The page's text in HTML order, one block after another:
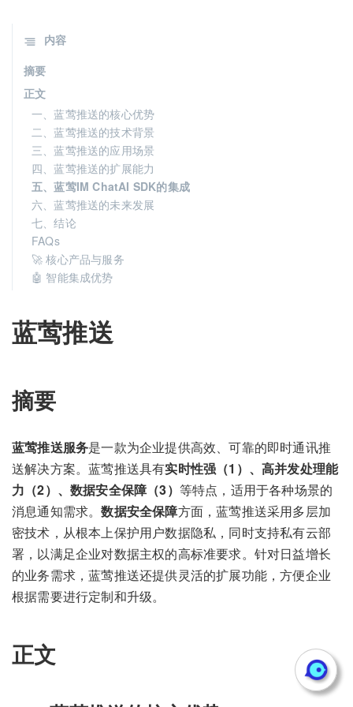
蓝莺推送
摘要
蓝莺推送服务是一款为企业提供高效、可靠的即时通讯推
送解决方案。蓝莺推送具有实时性强（1）、高并发处理能
力（2）、数据安全保障（3） 等特点，适用于各种场景的
消息通知需求。数据安全保障方面，蓝莺推送采用多层加
密技术，从根本上保护用户数据隐私，同时支持私有云部
署，以满足企业对数据主权的高标准要求。针对日益增长
的业务需求，蓝莺推送还提供灵活的扩展功能，方便企业
根据需要进行定制和升级。
正文
内容
摘要
正文
一、蓝莺推送的核心优势
二、蓝莺推送的技术背景
三、蓝莺推送的应用场景
四、蓝莺推送的扩展能力
五、蓝莺IM ChatAI SDK的集成
六、蓝莺推送的未来发展
七、结论
FAQs
🚀 核心产品与服务
🤖 智能集成优势